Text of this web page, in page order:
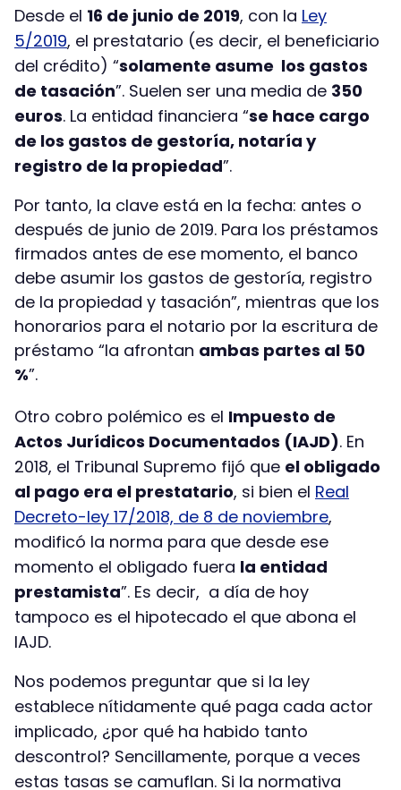
Desde el 16 de junio de 2019, con la Ley
5/2019, el prestatario (es decir, el beneficiario
del crédito) “solamente asume los gastos
de tasación”. Suelen ser una media de 350
euros. La entidad financiera “se hace cargo
de los gastos de gestoría, notaría y
registro de la propiedad”.
Por tanto, la clave está en la fecha: antes o
después de junio de 2019. Para los préstamos
firmados antes de ese momento, el banco
debe asumir los gastos de gestoría, registro
de la propiedad y tasación”, mientras que los
honorarios para el notario por la escritura de
préstamo “la afrontan ambas partes al 50
%”.
Otro cobro polémico es el Impuesto de
Actos Jurídicos Documentados (IAJD). En
2018, el Tribunal Supremo fijó que el obligado
al pago era el prestatario, si bien el Real
Decreto-ley 17/2018, de 8 de noviembre,
modificó la norma para que desde ese
momento el obligado fuera la entidad
prestamista”. Es decir, a día de hoy
tampoco es el hipotecado el que abona el
IAJD.
Nos podemos preguntar que si la ley
establece nítidamente qué paga cada actor
implicado, ¿por qué ha habido tanto
descontrol? Sencillamente, porque a veces
estas tasas se camuflan. Si la normativa